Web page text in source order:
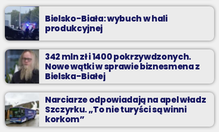
Bielsko-Biała: wybuch w hali
produkcyjnej
342 mln zł i 1400 pokrzywdzonych.
Nowe wątki w sprawie biznesmena z
Bielska-Białej
Narciarze odpowiadają na apel władz
Szczyrku. „To nie turyści są winni
korkom”